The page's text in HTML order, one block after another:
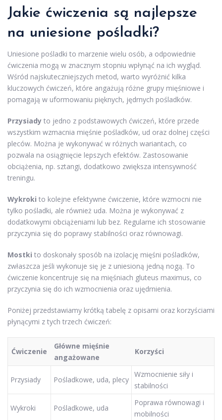
Jakie ćwiczenia są najlepsze
na uniesione pośladki?
Uniesione pośladki to marzenie wielu osób, a odpowiednie
ćwiczenia mogą w znacznym stopniu wpłynąć na ich wygląd.
Wśród najskuteczniejszych metod, warto wyróżnić kilka
kluczowych ćwiczeń, które angażują różne grupy mięśniowe i
pomagają w uformowaniu pięknych, jędrnych pośladków.
Przysiady to jedno z podstawowych ćwiczeń, które przede
wszystkim wzmacnia mięśnie pośladków, ud oraz dolnej części
pleców. Można je wykonywać w różnych wariantach, co
pozwala na osiągnięcie lepszych efektów. Zastosowanie
obciążenia, np. sztangi, dodatkowo zwiększa intensywność
treningu.
Wykroki to kolejne efektywne ćwiczenie, które wzmocni nie
tylko pośladki, ale również uda. Można je wykonywać z
dodatkowymi obciążeniami lub bez. Regularne ich stosowanie
przyczynia się do poprawy stabilności oraz równowagi.
Mostki to doskonały sposób na izolację mięśni pośladków,
zwłaszcza jeśli wykonuje się je z uniesioną jedną nogą. To
ćwiczenie koncentruje się na mięśniach gluteus maximus, co
przyczynia się do ich wzmocnienia oraz ujędrnienia.
Poniżej przedstawiamy krótką tabelę z opisami oraz korzyściami
płynącymi z tych trzech ćwiczeń:
Ćwiczenie
Główne mięśnie
angażowane
Korzyści
Przysiady Pośladkowe, uda, plecy
Wzmocnienie siły i
stabilności
Wykroki Pośladkowe, uda
Poprawa równowagi i
mobilności